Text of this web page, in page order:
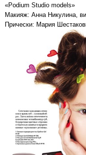
«Podium Studio models»
Макияж: Анна Никулина,
Прически: Мария